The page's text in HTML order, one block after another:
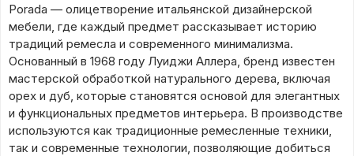
Porada — олицетворение итальянской дизайнерской
мебели, где каждый предмет рассказывает историю
традиций ремесла и современного минимализма.
Основанный в 1968 году Луиджи Аллера, бренд известен
мастерской обработкой натурального дерева, включая
орех и дуб, которые становятся основой для элегантных
и функциональных предметов интерьера. В производстве
используются как традиционные ремесленные техники,
так и современные технологии, позволяющие добиться